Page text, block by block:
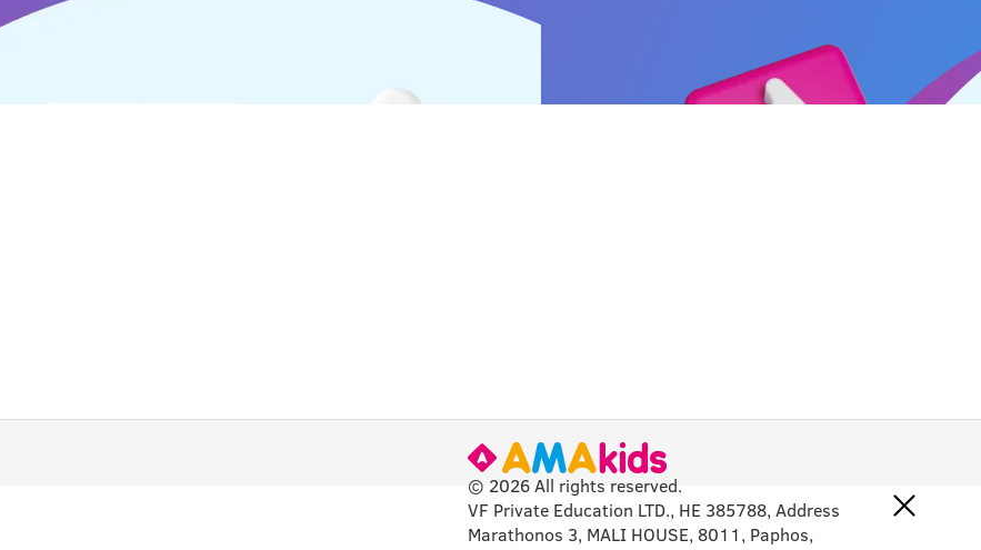
© 2026 All rights reserved.
VF Private Education LTD., HE 385788, Address
Marathonos 3, MALI HOUSE, 8011, Paphos,